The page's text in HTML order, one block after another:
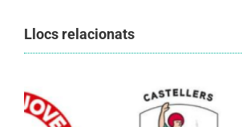
Llocs relacionats